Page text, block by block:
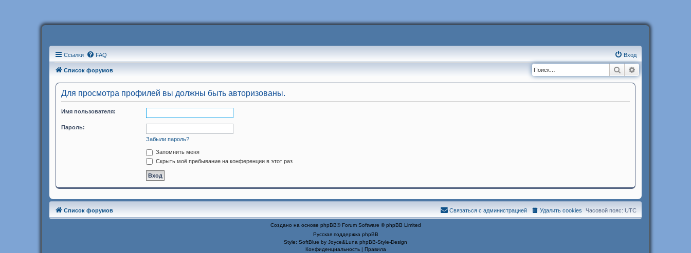
Ссылки FAQ Вход
Список форумов Поиск
Для просмотра профилей вы должны быть авторизованы.
Имя пользователя:
Пароль:
Забыли пароль?
Запомнить меня
Скрыть моё пребывание на конференции в этот раз
Список форумов Часовой пояс: UTC
Удалить cookies
Связаться с администрацией
Создано на основе phpBB® Forum Software © phpBB Limited
Русская поддержка phpBB
Style: SoftBlue by Joyce&Luna phpBB-Style-Design
Конфиденциальность| Правила